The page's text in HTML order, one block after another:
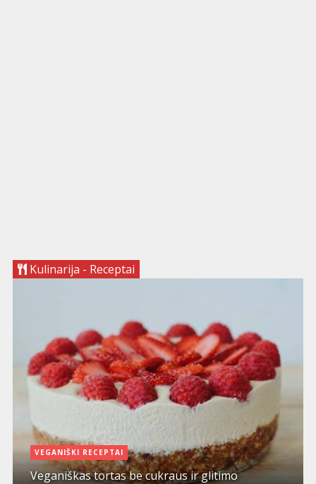
Kulinarija - Receptai
VEGANIŠKI RECEPTAI
Veganiškas tortas be cukraus ir glitimo